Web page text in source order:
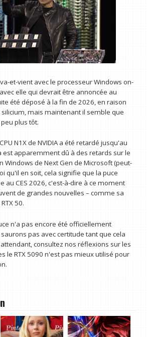
et-vient avec le processeur Windows on-
elle qui devrait être annoncée au
été déposé à la fin de 2026, en raison
mais maintenant il semble que
plus tôt.
N1X de NVIDIA a été retardé jusqu'au
est apparemment dû à des retards sur le
Windows de Next Gen de Microsoft (peut-
qu'il en soit, cela signifie que la puce
au CES 2026, c'est-à-dire à ce moment
de grandes nouvelles – comme sa
50.
n'a pas encore été officiellement
pas avec certitude tant que cela
consultez nos réflexions sur les
le RTX 5090 n'est pas mieux utilisé pour